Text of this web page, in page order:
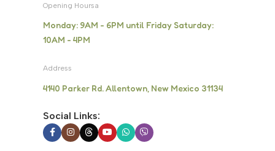
Opening Hoursa
Monday: 9AM - 6PM until Friday Saturday:
10AM - 4PM
Address
4140 Parker Rd. Allentown, New Mexico 31134
Social Links: